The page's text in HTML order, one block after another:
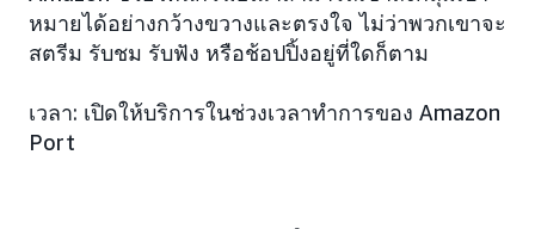
หมายได้อย่างกว้างขวางและตรงใจ ไม่ว่าพวกเขาจะ
สตรีม รับชม รับฟัง หรือช้อปปิ้งอยู่ที่ใดก็ตาม
เวลา: เปิดให้บริการในช่วงเวลาทำการของ Amazon
Port